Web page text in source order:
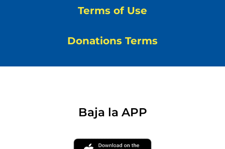
Terms of Use
Donations Terms
Baja la APP